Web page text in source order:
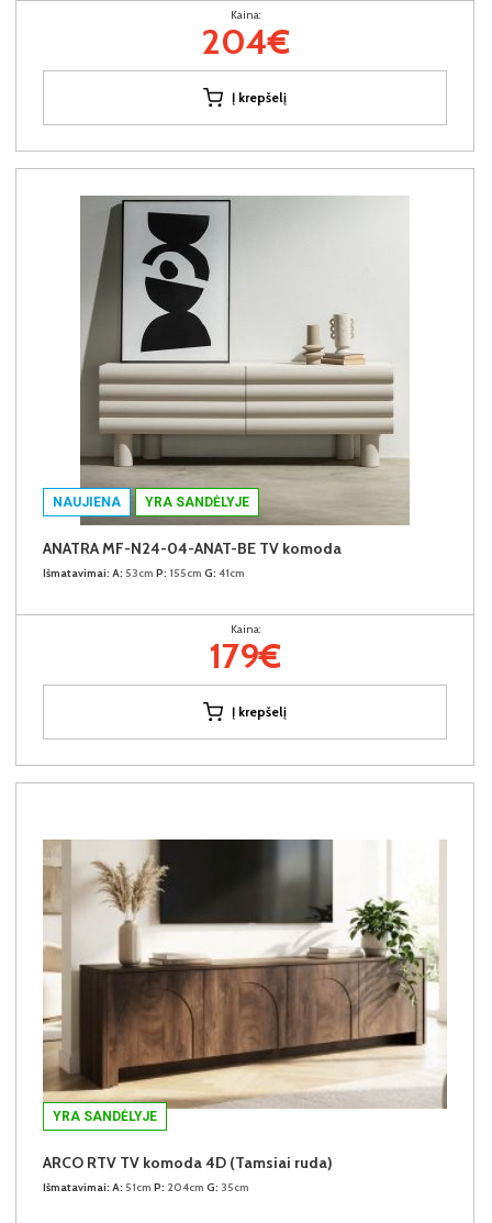
Kaina:
204€
Į krepšelį
NAUJIENA YRA SANDĖLYJE
ANATRA MF-N24-04-ANAT-BE TV komoda
Išmatavimai: A: 53cm P: 155cm G: 41cm
Kaina:
179€
Į krepšelį
YRA SANDĖLYJE
ARCO RTV TV komoda 4D (Tamsiai ruda)
Išmatavimai: A: 51cm P: 204cm G: 35cm